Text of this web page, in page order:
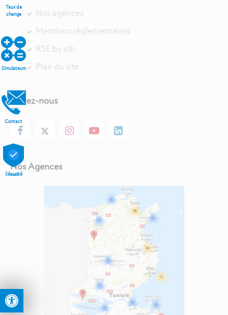
Ouvrir la barre d’outils
Nos agences
Mentions réglementaires
RSE by stb
Plan du site
Suivez-nous
Nos Agences
Taux de
change
Simulateurs
Contact
Sécurité